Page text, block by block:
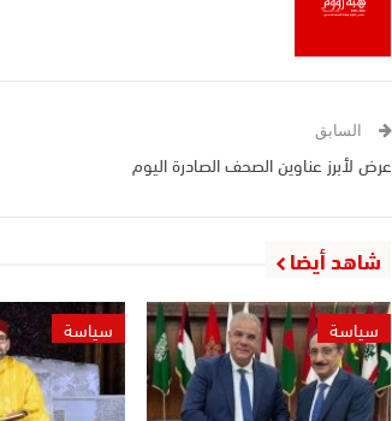
السابق
عرض لأبرز عناوين الصحف الصادرة اليوم
شاهد أيضا
سياسة سياسة